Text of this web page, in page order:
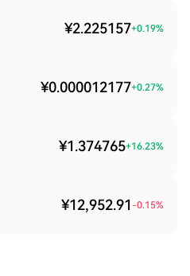
¥2.225157+0.19%
¥0.000012177+0.27%
¥1.374765+16.23%
¥12,952.91 -0.15%